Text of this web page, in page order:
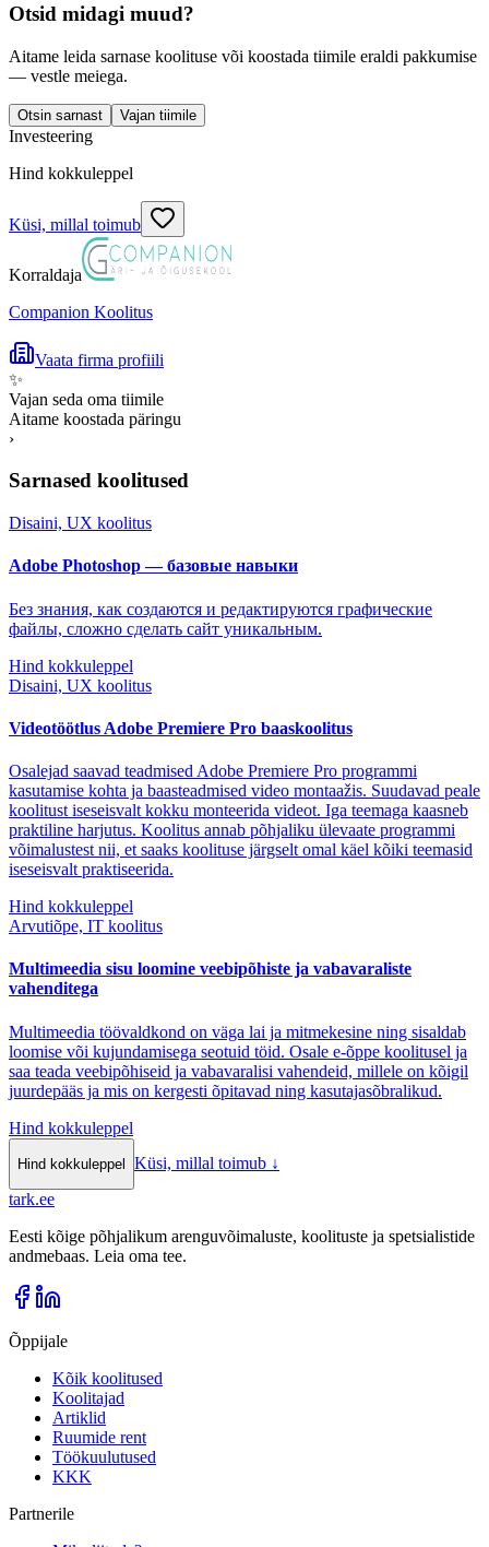
Otsid midagi muud?
Aitame leida sarnase koolituse või koostada tiimile eraldi pakkumise
— vestle meiega.
Otsin sarnast Vajan tiimile
Investeering
Hind kokkuleppel
Küsi, millal toimub
Korraldaja
Companion Koolitus
Vaata firma profiili
✨
Vajan seda oma tiimile
Aitame koostada päringu
›
Sarnased koolitused
Disaini, UX koolitus
Adobe Photoshop — базовые навыки
Без знания, как создаются и редактируются графические
файлы, сложно сделать сайт уникальным.
Hind kokkuleppel
Disaini, UX koolitus
Videotöötlus Adobe Premiere Pro baaskoolitus
Osalejad saavad teadmised Adobe Premiere Pro programmi
kasutamise kohta ja baasteadmised video montaažis. Suudavad peale
koolitust iseseisvalt kokku monteerida videot. Iga teemaga kaasneb
praktiline harjutus. Koolitus annab põhjaliku ülevaate programmi
võimalustest nii, et saaks koolituse järgselt omal käel kõiki teemasid
iseseisvalt praktiseerida.
Hind kokkuleppel
Arvutiõpe, IT koolitus
Multimeedia sisu loomine veebipõhiste ja vabavaraliste
vahenditega
Multimeedia töövaldkond on väga lai ja mitmekesine ning sisaldab
loomise või kujundamisega seotuid töid. Osale e-õppe koolitusel ja
saa teada veebipõhiseid ja vabavaralisi vahendeid, millele on kõigil
juurdepääs ja mis on kergesti õpitavad ning kasutajasõbralikud.
Hind kokkuleppel
Hind kokkuleppel Küsi, millal toimub ↓
tark.ee
Eesti kõige põhjalikum arenguvõimaluste, koolituste ja spetsialistide
andmebaas. Leia oma tee.
Õppijale
Kõik koolitused
Koolitajad
Artiklid
Ruumide rent
Töökuulutused
KKK
Partnerile